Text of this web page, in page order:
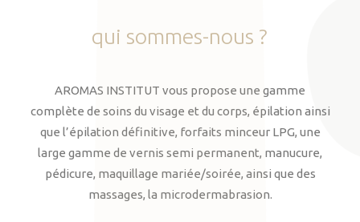
qui sommes-nous ?
AROMAS INSTITUT vous propose une gamme
complète de soins du visage et du corps, épilation ainsi
que l’épilation définitive, forfaits minceur LPG, une
large gamme de vernis semi permanent, manucure,
pédicure, maquillage mariée/soirée, ainsi que des
massages, la microdermabrasion.